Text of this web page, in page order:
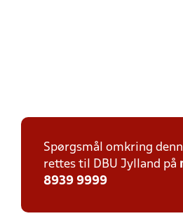
Spørgsmål omkring
rettes til DBU Jylland på
8939 9999